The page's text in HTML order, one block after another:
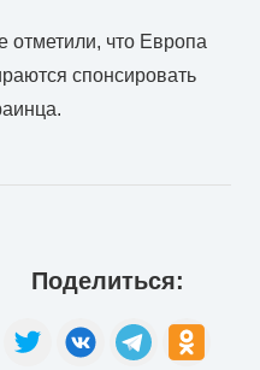
отметили, что Европа
спонсировать
Поделиться: